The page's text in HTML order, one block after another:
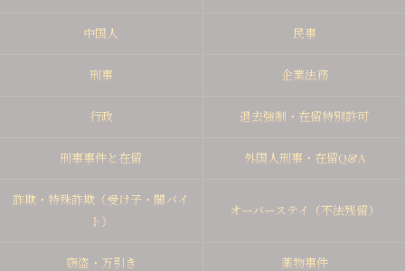
中国人 民事
刑事 企業法務
行政 退去強制・在留特別許可
刑事事件と在留 外国人刑事・在留Q&A
詐欺・特殊詐欺（受け子・闇バイ
ト）
オーバーステイ（不法残留）
窃盗・万引き 薬物事件